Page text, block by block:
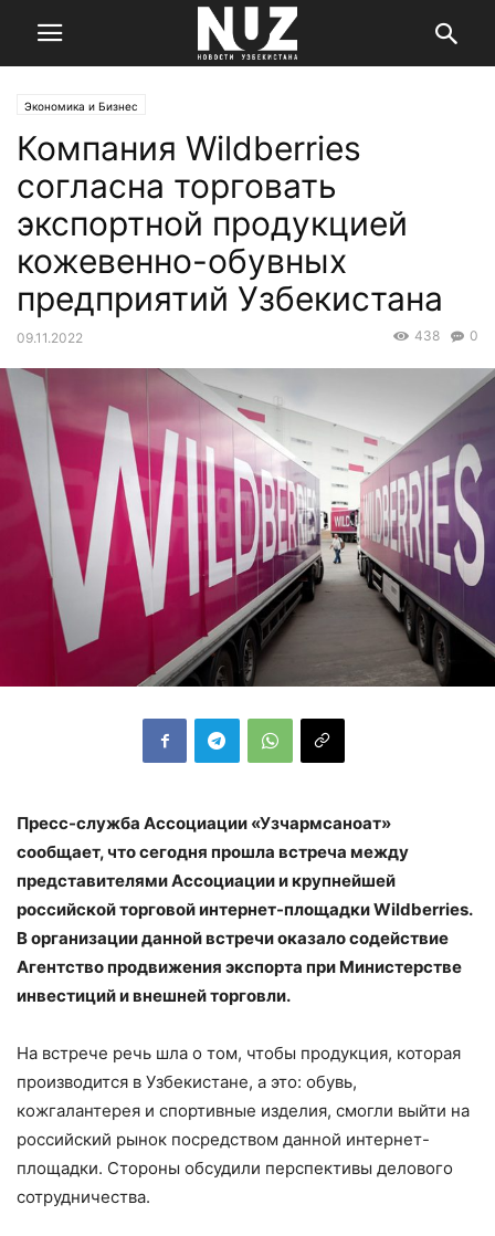
Экономика и Бизнес
Компания Wildberries
согласна торговать
экспортной продукцией
кожевенно-обувных
предприятий Узбекистана
09.11.2022 0
438
Пресс-служба Ассоциации «Узчармсаноат»
сообщает, что сегодня прошла встреча между
представителями Ассоциации и крупнейшей
российской торговой интернет-площадки Wildberries.
В организации данной встречи оказало содействие
Агентство продвижения экспорта при Министерстве
инвестиций и внешней торговли.
На встрече речь шла о том, чтобы продукция, которая
производится в Узбекистане, а это: обувь,
кожгалантерея и спортивные изделия, смогли выйти на
российский рынок посредством данной интернет-
площадки. Стороны обсудили перспективы делового
сотрудничества.